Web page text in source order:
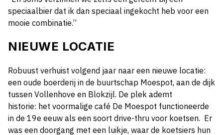
speciaalbier dat ik dan speciaal ingekocht heb voor een
mooie combinatie.”
NIEUWE LOCATIE
Robuust verhuist volgend jaar naar een nieuwe locatie:
een oude boerderij in de buurtschap Moespot, aan de dijk
tussen Vollenhove en Blokzijl. De plek ademt
historie: het voormalige café De Moespot functioneerde
in de 19e eeuw als een soort drive-thru voor koetsen. Er
was een doorgang met een luikje, waar de koetsiers hun